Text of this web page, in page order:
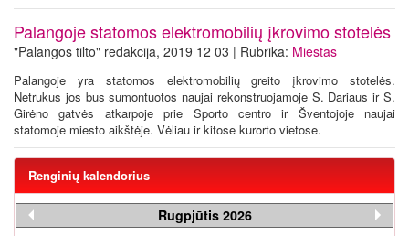
Palangoje statomos elektromobilių įkrovimo stotelės
"Palangos tilto" redakcija, 2019 12 03 | Rubrika: Miestas
Palangoje yra statomos elektromobilių greito įkrovimo stotelės.
Netrukus jos bus sumontuotos naujai rekonstruojamoje S. Dariaus ir S.
Girėno gatvės atkarpoje prie Sporto centro ir Šventojoje naujai
statomoje miesto aikštėje. Vėliau ir kitose kurorto vietose.
Renginių kalendorius
Rugpjūtis 2026